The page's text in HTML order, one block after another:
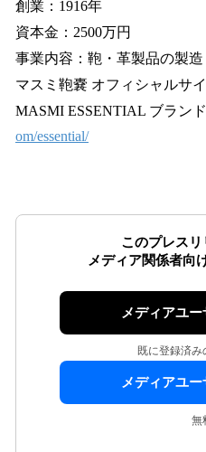
創業：1916年
資本金：2500万円
事業内容：鞄・革製品の製造
マスミ鞄嚢 オフィシャルサイ
MASMI ESSENTIAL ブランド
om/essential/
このプレスリ
メディア関係者向
メディアユ
既に登録済み
メディアユ
無